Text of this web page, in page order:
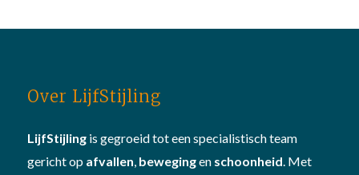
Over LijfStijling
LijfStijlingis gegroeid tot een specialistisch team
gericht op afvallen bewegingen schoonheid . Met